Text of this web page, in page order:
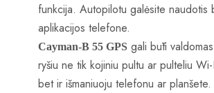
funkcija. Autopilotu galėsite naudotis
aplikacijos telefone.
Cayman-B 55 GPS gali būti
ryšiu ne tik kojiniu pultu ar pulteliu
bet ir išmaniuoju telefonu ar